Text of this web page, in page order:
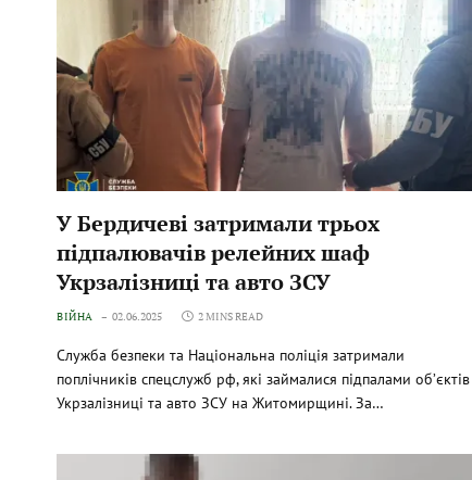
У Бердичеві затримали трьох
підпалювачів релейних шаф
Укрзалізниці та авто ЗСУ
ВІЙНА 02.06.2025 2 MINS READ
Служба безпеки та Національна поліція затримали
поплічників спецслужб рф, які займалися підпалами об’єктів
Укрзалізниці та авто ЗСУ на Житомирщині. За…